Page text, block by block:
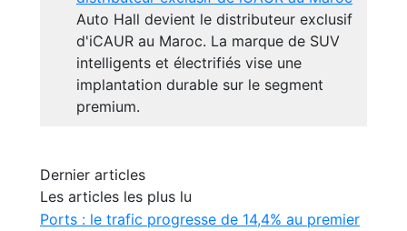
Auto Hall devient le distributeur exclusif
d'iCAUR au Maroc. La marque de SUV
intelligents et électrifiés vise une
implantation durable sur le segment
premium.
Dernier articles
Les articles les plus lu
Ports : le trafic progresse de 14,4% au premier